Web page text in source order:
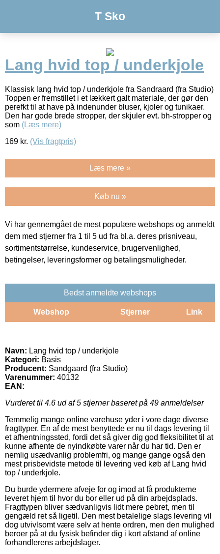
T Sko
Lang hvid top / underkjole
Klassisk lang hvid top / underkjole fra Sandraard (fra Studio)
Toppen er fremstillet i et lækkert galt materiale, der gør den
perefkt til at have på indenunder bluser, kjoler og tunikaer.
Den har gode brede stropper, der skjuler evt. bh-stropper og
som (Læs mere)
169 kr. (Vis fragtpris)
Læs mere »
Køb nu »
Vi har gennemgået de mest populære webshops og anmeldt
dem med stjerner fra 1 til 5 ud fra bl.a. deres prisniveau,
sortimentstørrelse, kundeservice, brugervenlighed,
betingelser, leveringsformer og betalingsmuligheder.
Bedst anmeldte webshops
Webshop Stjerner Link
Navn: Lang hvid top / underkjole
Kategori: Basis
Producent: Sandgaard (fra Studio)
Varenummer: 40132
EAN:
Vurderet til 4.6 ud af 5 stjerner baseret på 49 anmeldelser
Temmelig mange online varehuse yder i vore dage diverse
fragttyper. En af de mest benyttede er nu til dags levering til
et afhentningssted, fordi det så giver dig god fleksibilitet til at
kunne afhente de nyindkøbte varer når du har tid. Den er
nemlig usædvanlig problemfri, og mange gange også den
mest prisbevidste metode til levering ved køb af Lang hvid
top / underkjole.
Du burde ydermere afveje for og imod at få produkterne
leveret hjem til hvor du bor eller ud på din arbejdsplads.
Fragttypen bliver sædvanligvis lidt mere pebret, men til
gengæld ret så ligetil. Den mest betalelige slags levering vil
dog utvivlsomt være selv at hente ordren, men den mulighed
beroer på at du fysisk befinder dig i kort afstand af online
forhandlerens arbejdslager.